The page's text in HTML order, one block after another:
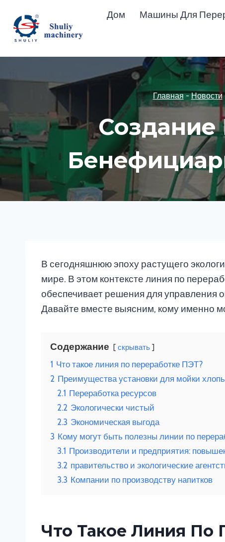
содержимому
Дом Машины Для
Главная-Новости
В сегодняшнюю эпоху растущего
мире. В этом контексте линия по
обеспечивает решения для управления
Давайте вместе выясним, кому именно
Содержание скрывать
1 Что такое линия по переработке ПЭТ?
2 Преимущества установки для мойки
2.1 Переработка ресурсов
2.2 Экологически чистый
2.3 Экономическая выгода
3 Кому могут быть полезны линии по
3.1 Производители и предприятия:
3.2 правительство и экологические
3.3 Компании по производству напитков
Что Такое Линия По